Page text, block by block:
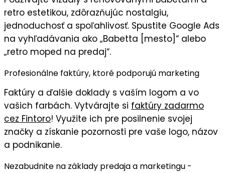
retro estetikou, zdôrazňujúc nostalgiu,
jednoduchosťa spoľahlivosť. Spustite Google Ads
na vyhľadávania ako „Babetta [mesto]“ alebo
„retro moped na predaj“.
Profesionálne faktúry, ktoré podporujú marketing
Faktúry a ďalšie doklady s vaším logom a vo
vašich farbách. Vytvárajte si faktúry zadarmo
cez Fintoro! Využite ich pre posilnenie svojej
značky a získanie pozornosti pre vaše logo, názov
a podnikanie.
Nezabudnite na základy predaja a marketingu -